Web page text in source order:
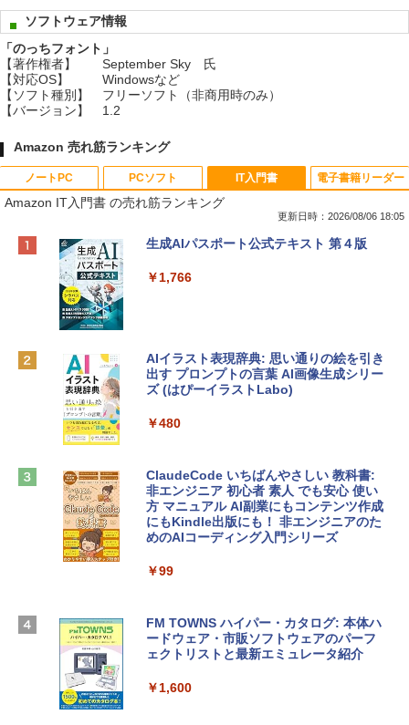
ソフトウェア情報
「のっちフォント」
【著作権者】
September Sky 氏
【対応OS】
Windowsなど
【ソフト種別】
フリーソフト（非商用時のみ）
【バージョン】
1.2
Amazon 売れ筋ランキング
ノートPC
Apple 2026 MacBook Neo A18 Proチッ
e Intelligenceのために設計、Liquid Ret
￥137,800
tomtoc 360°保護 15.6 16インチ パソコ
￥2,952
Apple 2026 MacBook Air M5チップ搭載
igence、13.6インチLiquid Retinaディ
ームカメラ、日本語キーボード、Touch I
D - ミッドナイト
PCソフト
Robloxギフトカード - 800 Robux 【限
インゲームコード】 ロブロックス | オン
Microsoft Office Home & Business 202
4(最新 永続版)|オンラインコード版|Wind
Robloxギフトカード - 2,000 Robux 【限
定バーチャルアイテムを含む】 【オンラ
インゲームコード】 ロブロックス | オン
ラインコード版
￥3,200
Robloxギフトカード - 1000 Robux 【限
定バーチャルアイテムを含む】 【オンラ
インゲームコード】 ロブロックス |オン
IT入門書
Amazon IT入門書 の売れ筋ランキング
更新日時：2026/08/06 18:05
生成AIパスポート公式テキスト 第４版
￥1,766
AIイラスト表現辞典: 思い通りの絵を引き
出す プロンプトの言葉 AI画像生成シリー
ズ (はぴーイラストLabo)
￥480
ClaudeCode いちばんやさしい 教科書:
非エンジニア 初心者 素人 でも安心 使い
方 マニュアル AI副業にもコンテンツ作成
にもKindle出版にも！ 非エンジニアのた
めのAIコーディング入門シリーズ
￥99
FM TOWNS ハイパー・カタログ: 本体ハ
ードウェア・市販ソフトウェアのパーフ
ェクトリストと最新エミュレータ紹介
￥1,600
電子書籍リーダー